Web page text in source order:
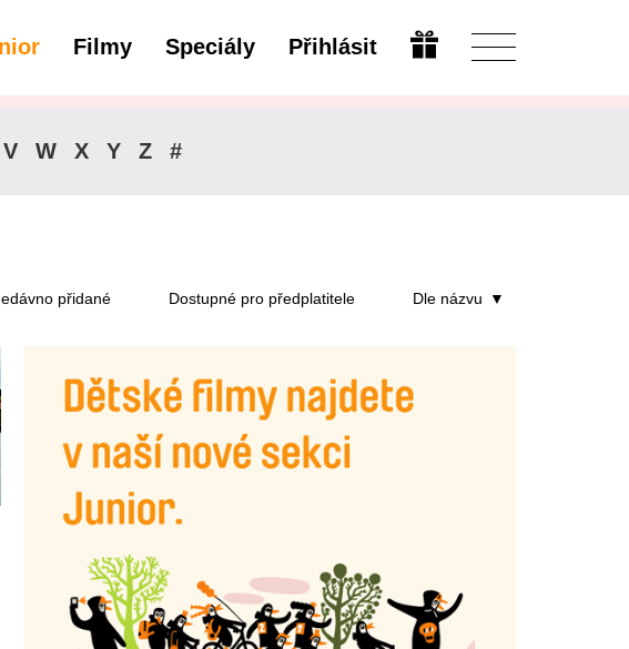
Filmy Speciály Přihlásit Otevřít
V W X Y Z #
přidané Dostupné pro předplatitele Dle názvu